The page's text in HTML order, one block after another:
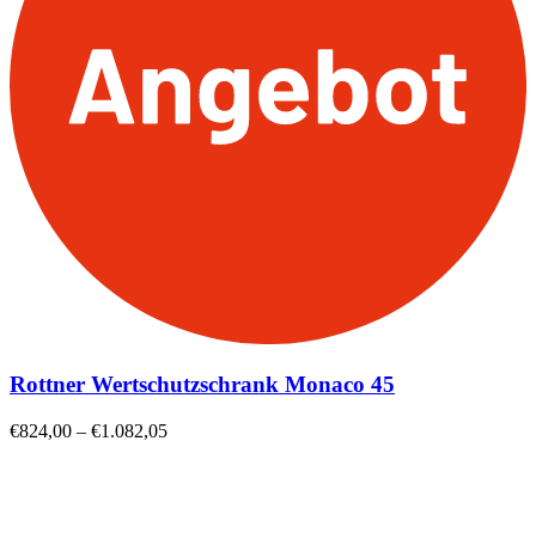
Rottner Wertschutzschrank Monaco 45
€824,00 – €1.082,05